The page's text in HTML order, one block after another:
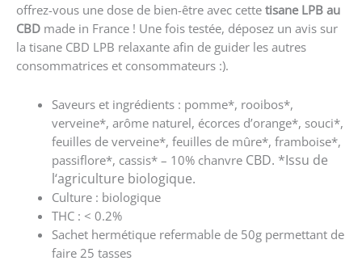
offrez-vous une dose de bien-être avec cette tisane LPB au
CBD made in France ! Une fois testée, déposez un avis sur
la tisane CBD LPB relaxante afin de guider les autres
consommatrices et consommateurs :).
Saveurs et ingrédients : pomme*, rooibos*,
verveine*, arôme naturel, écorces d’orange*, souci*,
feuilles de verveine*, feuilles de mûre*, framboise*,
passiflore*, cassis* – 10% chanvre CBD. *Issu de
l‘agriculture biologique.
Culture : biologique
THC: < 0.2%
Sachet hermétique refermable de 50g permettant de
faire 25 tasses